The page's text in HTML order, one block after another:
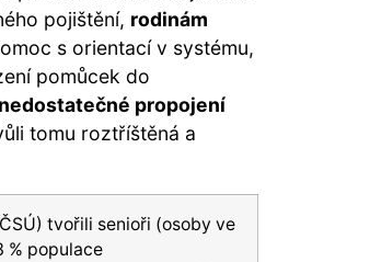
pojištění, rodinám
s orientací v systému,
pomůcek do
nedostatečné propojení
tomu roztříštěná a
tvořili senioři (osoby ve
% populace